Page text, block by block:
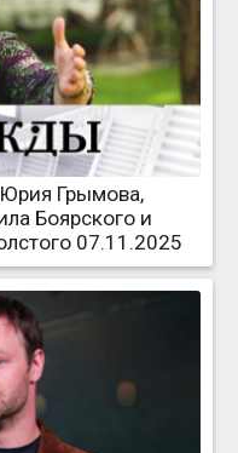
Грымова,
Боярского и
07.11.2025